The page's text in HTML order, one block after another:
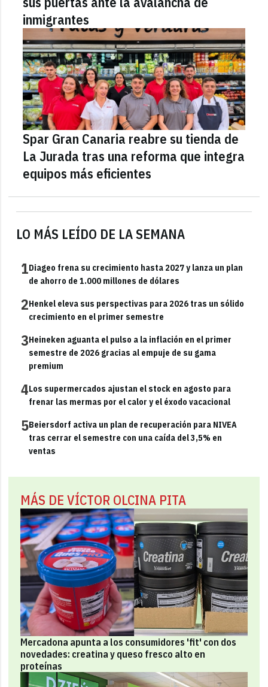
LO MÁS LEÍDO DE LA SEMANA
1Diageo frena su crecimiento hasta 2027 y lanza un plan
de ahorro de 1.000 millones de dólares
2Henkel eleva sus perspectivas para 2026 tras un sólido
crecimiento en el primer semestre
3Heineken aguanta el pulso a la inflación en el primer
semestre de 2026 gracias al empuje de su gama
premium
4Los supermercados ajustan el stock en agosto para
frenar las mermas por el calor y el éxodo vacacional
5Beiersdorf activa un plan de recuperación para NIVEA
tras cerrar el semestre con una caída del 3,5% en
ventas
MÁS DE VÍCTOR OLCINA PITA
Mercadona apunta a los consumidores 'fit' con dos
novedades: creatina y queso fresco alto en
proteínas
inmigrantes
Spar Gran Canaria reabre su tienda de
La Jurada tras una reforma que integra
equipos más eficientes